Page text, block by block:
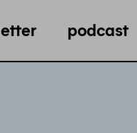
podcast